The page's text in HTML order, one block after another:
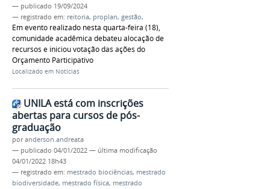
— publicado 19/09/2024
— registrado em: reitoria, proplan, gestão,
Em evento realizado nesta quarta-feira (18),
comunidade acadêmica debateu alocação de
recursos e iniciou votação das ações do
Orçamento Participativo
Localizado em Notícias
UNILA está com inscrições
abertas para cursos de pós-
graduação
poranderson.andreata
— publicado 04/01/2022 — última modificação
04/01/2022 18h43
— registrado em: mestrado biociências, mestrado
biodiversidade, mestrado física, mestrado